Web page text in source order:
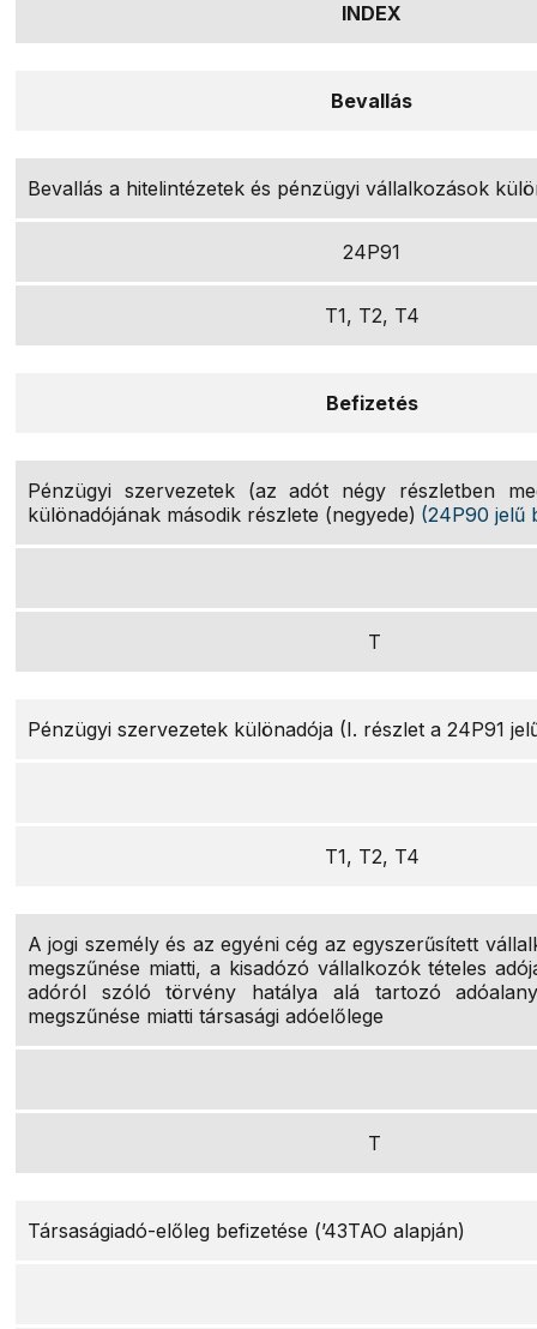
INDEX
Bevallás
Bevallás a hitelintézetek és pénzügyi vállalkozások
24P91
T1, T2, T4
Befizetés
Pénzügyi szervezetek (az adót négy részletben
különadójának második részlete (negyede) (24P90 jelű
T
Pénzügyi szervezetek különadója (I. részlet a 24P91
T1, T2, T4
A jogi személy és az egyéni cég az egyszerűsített
megszűnése miatti, a kisadózó vállalkozók tételes
adóról szóló törvény hatálya alá tartozó adóalany
megszűnése miatti társasági adóelőlege
T
Társaságiadó-előleg befizetése (’43TAO alapján)